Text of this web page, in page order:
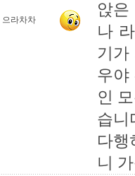
으라차차
앉은
나
기가
우야
인
습니
다
니